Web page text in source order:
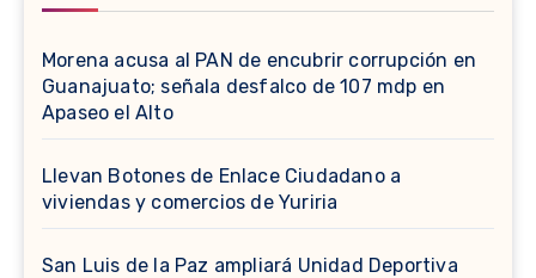
Morena acusa al PAN de encubrir corrupción en
Guanajuato; señala desfalco de 107 mdp en
Apaseo el Alto
Llevan Botones de Enlace Ciudadano a
viviendas y comercios de Yuriria
San Luis de la Paz ampliará Unidad Deportiva